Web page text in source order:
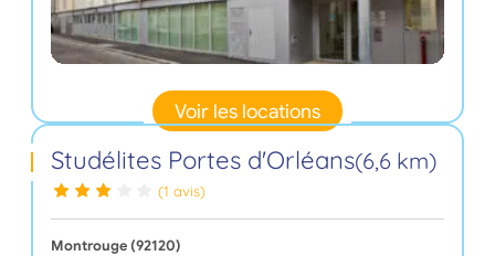
Voir les locations
Studélites Portes d'Orléans(6,6 km)
(1 avis)
Montrouge (92120)